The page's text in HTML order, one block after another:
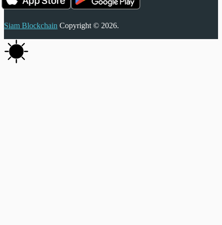
Siam Blockchain Copyright © 2026.